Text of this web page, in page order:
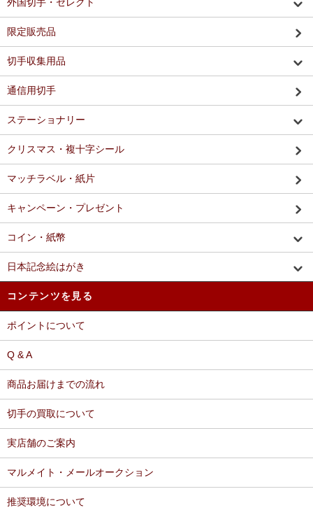
外国切手・セレクト
限定販売品
切手収集用品
通信用切手
ステーショナリー
クリスマス・複十字シール
マッチラベル・紙片
キャンペーン・プレゼント
コイン・紙幣
日本記念絵はがき
コンテンツを見る
ポイントについて
Q & A
商品お届けまでの流れ
切手の買取について
実店舗のご案内
マルメイト・メールオークション
推奨環境について